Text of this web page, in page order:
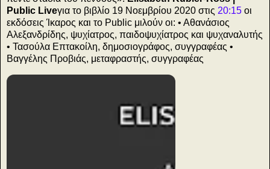
Public Liveγια το βιβλίο 19 Νοεμβρίου 2020 στις 20:15 οι
εκδόσεις Ίκαρος και το Public μιλούν οι: • Αθανάσιος
Αλεξανδρίδης, ψυχίατρος, παιδοψυχίατρος και ψυχαναλυτής
• Τασούλα Επτακοίλη, δημοσιογράφος, συγγραφέας •
Βαγγέλης Προβιάς, μεταφραστής, συγγραφέας